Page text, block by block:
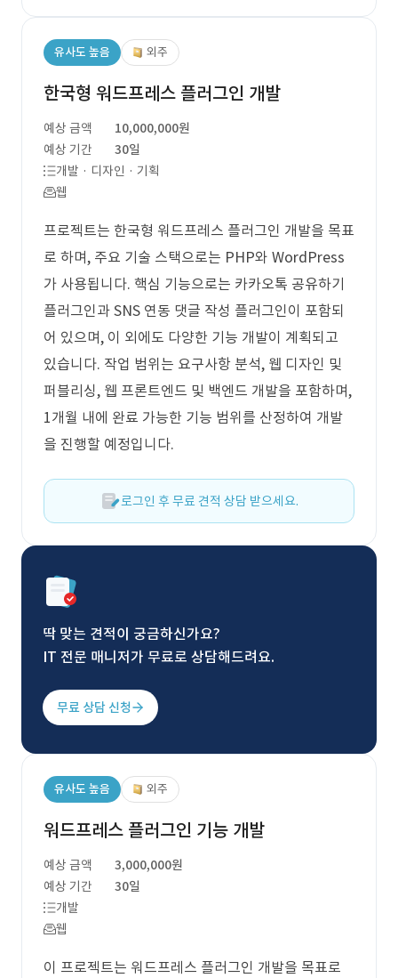
유사도 높음 외주
한국형 워드프레스 플러그인 개발
예상 금액
10,000,000원
예상 기간
30일
개발 · 디자인 · 기획
웹
프로젝트는 한국형 워드프레스 플러그인 개발을 목표
로 하며, 주요 기술 스택으로는 PHP와 WordPress
가 사용됩니다. 핵심 기능으로는 카카오톡 공유하기
플러그인과 SNS 연동 댓글 작성 플러그인이 포함되
어 있으며, 이 외에도 다양한 기능 개발이 계획되고
있습니다. 작업 범위는 요구사항 분석, 웹 디자인 및
퍼블리싱, 웹 프론트엔드 및 백엔드 개발을 포함하며,
1개월 내에 완료 가능한 기능 범위를 산정하여 개발
을 진행할 예정입니다.
로그인 후 무료 견적 상담 받으세요.
딱 맞는 견적이 궁금하신가요?
IT 전문 매니저가 무료로 상담해드려요.
무료 상담 신청
유사도 높음 외주
워드프레스 플러그인 기능 개발
예상 금액
3,000,000원
예상 기간
30일
개발
웹
이 프로젝트는 워드프레스 플러그인 개발을 목표로